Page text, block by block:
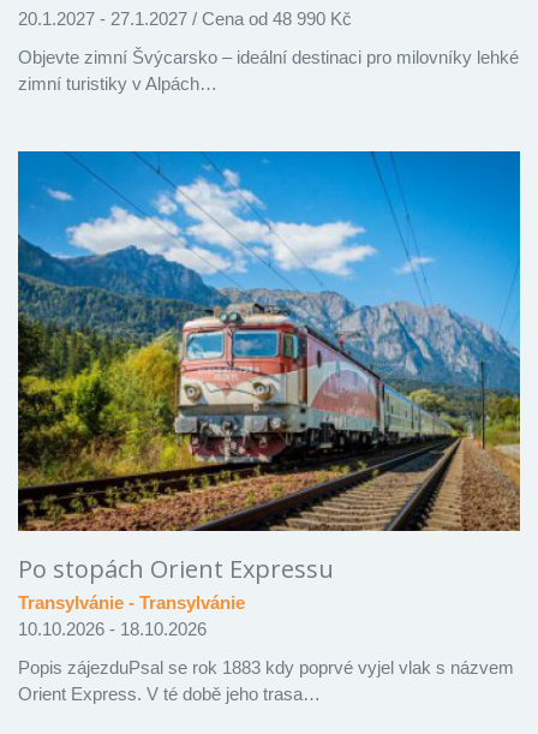
20.1.2027 - 27.1.2027 / Cena od 48 990 Kč
Objevte zimní Švýcarsko – ideální destinaci pro milovníky lehké
zimní turistiky v Alpách…
Po stopách Orient Expressu
Transylvánie - Transylvánie
10.10.2026 - 18.10.2026
Popis zájezduPsal se rok 1883 kdy poprvé vyjel vlak s názvem
Orient Express. V té době jeho trasa…